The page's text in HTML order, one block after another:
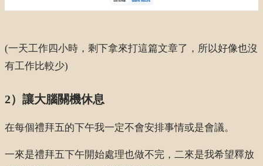
(一天工作四小時，剩下拿來打這篇文章了，所以好像也沒
有工作比較少)
2）讓大腦關機休息
在每個禮拜五的下午我一定不會安排事情或是會議。
一來是禮拜五下午開始處理也做不完，二來是我希望釋放